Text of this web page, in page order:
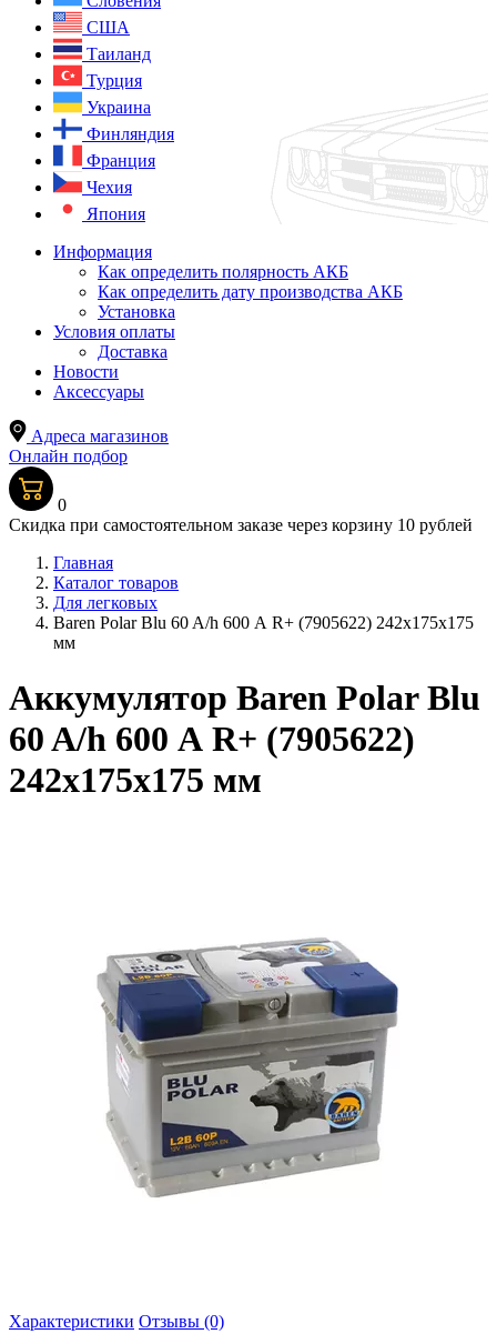
США
Таиланд
Турция
Украина
Финляндия
Франция
Чехия
Япония
Информация
Как определить полярность АКБ
Как определить дату производства АКБ
Установка
Условия оплаты
Доставка
Новости
Аксессуары
Адреса магазинов
Онлайн подбор
0
Скидка при самостоятельном заказе через корзину 10 рублей
Главная
Каталог товаров
Для легковых
Baren Polar Blu 60 A/h 600 А R+ (7905622) 242x175x175
мм
Аккумулятор Baren Polar Blu
60 A/h 600 А R+ (7905622)
242x175x175 мм
Характеристики Отзывы (0)